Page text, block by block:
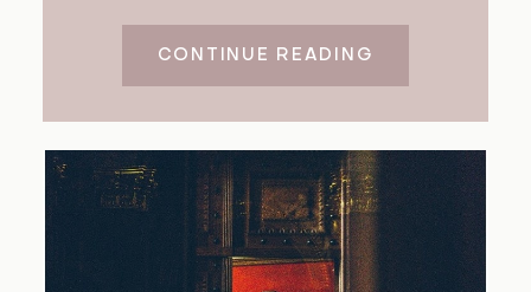
CONTINUE READING